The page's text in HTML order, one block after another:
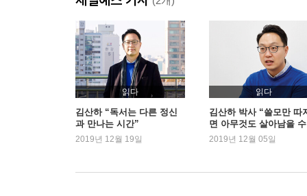
읽다
김산하 “독서는 다른 정신
과 만나는 시간”
2019년 12월 19일
읽다
김산하 박사 “쓸모만 따
면 아무것도 살아남을
다”
2019년 12월 05일